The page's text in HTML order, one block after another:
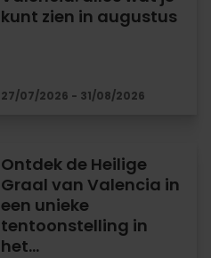
kunt zien in augustus
27/07/2026 - 31/08/2026
Ontdek de Heilige
Graal van Valencia in
een unieke
tentoonstelling in
het…